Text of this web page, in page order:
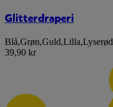
Glitterdraperi
Blå,Grøn,Guld,Lilla,Lyserød
39,90 kr